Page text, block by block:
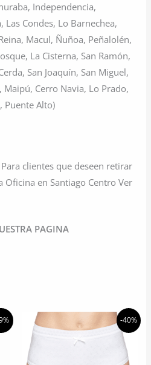
Independencia,
Las Condes, Lo Barnechea,
Macul, Ñuñoa, Peñalolén,
La Cisterna, San Ramón,
San Joaquín, San Miguel,
Maipú, Cerro Navia, Lo Prado,
Puente Alto)
clientes que deseen retirar
en Santiago Centro Ver
PAGINA
-40%